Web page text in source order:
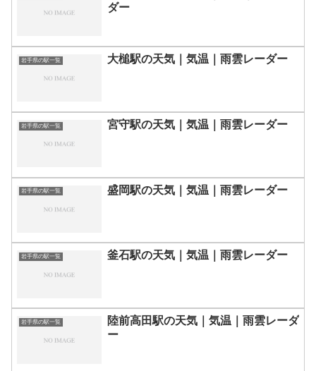
ダー
岩手県の駅一覧 大槌駅の天気｜気温｜雨雲レーダー
岩手県の駅一覧 宮守駅の天気｜気温｜雨雲レーダー
岩手県の駅一覧 盛岡駅の天気｜気温｜雨雲レーダー
岩手県の駅一覧 釜石駅の天気｜気温｜雨雲レーダー
岩手県の駅一覧
陸前高田駅の天気｜気温｜雨雲レーダ
ー